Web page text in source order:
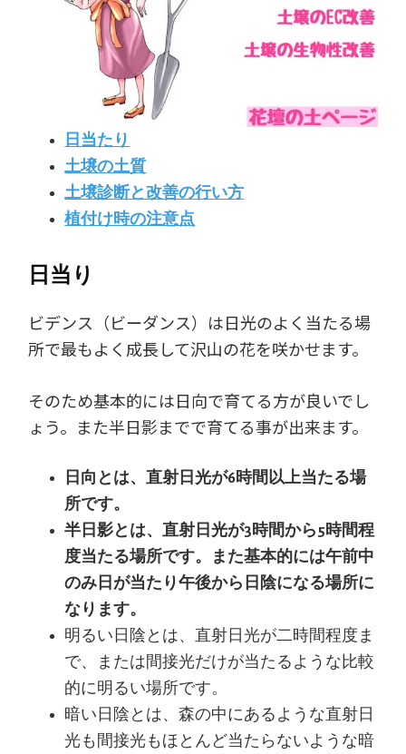
日当たり
土壌の土質
土壌診断と改善の行い方
植付け時の注意点
日当り
ビデンス（ビーダンス）は日光のよく当たる場
所で最もよく成長して沢山の花を咲かせます。
そのため基本的には日向で育てる方が良いでし
ょう。また半日影までで育てる事が出来ます。
日向とは、直射日光が6時間以上当たる場
所です。
半日影とは、直射日光が3時間から5時間程
度当たる場所です。また基本的には午前中
のみ日が当たり午後から日陰になる場所に
なります。
明るい日陰とは、直射日光が二時間程度ま
で、または間接光だけが当たるような比較
的に明るい場所です。
暗い日陰とは、森の中にあるような直射日
光も間接光もほとんど当たらないような暗